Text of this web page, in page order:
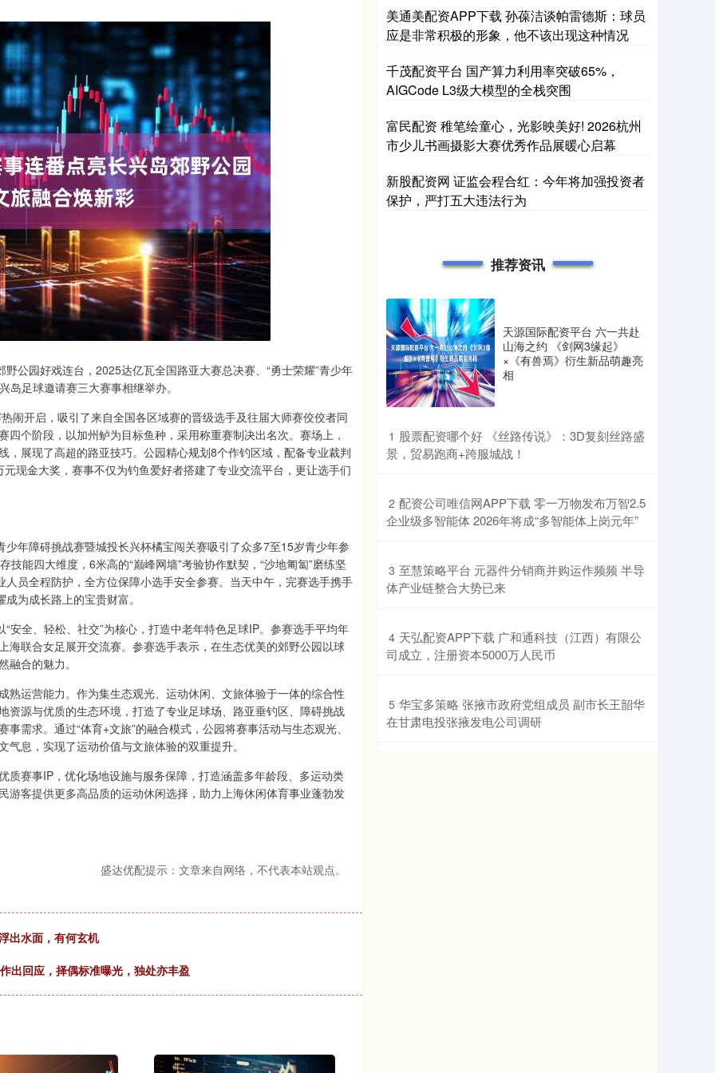
公园好戏连台，2025达亿瓦全国路亚大赛总决赛、“勇士荣耀”青少年
岛足球邀请赛三大赛事相继举办。
闹开启，吸引了来自全国各区域赛的晋级选手及往届大师赛佼佼者同
个阶段，以加州鲈为目标鱼种，采用称重赛制决出名次。赛场上，
展现了高超的路亚技巧。公园精心规划8个作钓区域，配备专业裁判
现金大奖，赛事不仅为钓鱼爱好者搭建了专业交流平台，更让选手们
年障碍挑战赛暨城投长兴杯橘宝闯关赛吸引了众多7至15岁青少年参
能四大维度，6米高的“巅峰网墙”考验协作默契，“沙地匍匐”磨练坚
员全程防护，全方位保障小选手安全参赛。当天中午，完赛选手携手
为成长路上的宝贵财富。
安全、轻松、社交”为核心，打造中老年特色足球IP。参赛选手平均年
联合女足展开交流赛。参赛选手表示，在生态优美的郊野公园以球
合的魅力。
运营能力。作为集生态观光、运动休闲、文旅体验于一体的综合性
源与优质的生态环境，打造了专业足球场、路亚垂钓区、障碍挑战
需求。通过“体育+文旅”的融合模式，公园将赛事活动与生态观光、
息，实现了运动价值与文旅体验的双重提升。
赛事IP，优化场地设施与服务保障，打造涵盖多年龄段、多运动类
客提供更多高品质的运动休闲选择，助力上海休闲体育事业蓬勃发
盛达优配提示：文章来自网络，不代表本站观点。
出水面，有何玄机
出回应，择偶标准曝光，独处亦丰盈
美通美配资APP下载 孙葆洁谈帕雷德斯：球员
应是非常积极的形象，他不该出现这种情况
千茂配资平台 国产算力利用率突破65%，
AIGCode L3级大模型的全栈突围
富民配资 稚笔绘童心，光影映美好! 2026杭州
市少儿书画摄影大赛优秀作品展暖心启幕
新股配资网 证监会程合红：今年将加强投资者
保护，严打五大违法行为
推荐资讯
天源国际配资平台 六一共赴
山海之约 《剑网3缘起》
×《有兽焉》衍生新品萌趣亮
相
1 ​股票配资哪个好 《丝路传说》：3D复刻丝路盛
景，贸易跑商+跨服城战！
2 ​配资公司唯信网APP下载 零一万物发布万智2.5
企业级多智能体 2026年将成“多智能体上岗元年”
3 ​至慧策略平台 元器件分销商并购运作频频 半导
体产业链整合大势已来
4 ​天弘配资APP下载 广和通科技（江西）有限公
司成立，注册资本5000万人民币
5 ​华宝多策略 张掖市政府党组成员 副市长王韶华
在甘肃电投张掖发电公司调研